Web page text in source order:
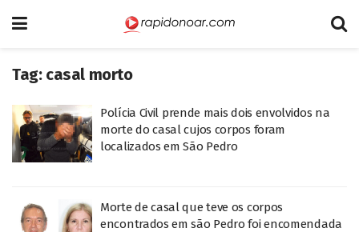
Tag: casal morto
Polícia Civil prende mais dois envolvidos na
morte do casal cujos corpos foram
localizados em São Pedro
Morte de casal que teve os corpos
encontrados em são Pedro foi encomendada